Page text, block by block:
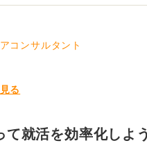
コンサルタント
る
就活を効率化しよう